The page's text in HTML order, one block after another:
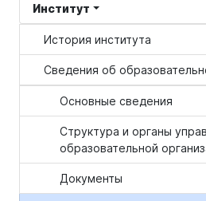
Институт
История института
Сведения об
Основные сведения
Структура и органы
образовательной
Документы